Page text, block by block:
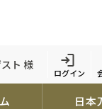
ト 様
ログイン
日本